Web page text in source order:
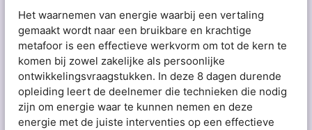
Het waarnemen van energie waarbij een vertaling
gemaakt wordt naar een bruikbare en krachtige
metafoor is een effectieve werkvorm om tot de kern te
komen bij zowel zakelijke als persoonlijke
ontwikkelingsvraagstukken. In deze 8 dagen durende
opleiding leert de deelnemer die technieken die nodig
zijn om energie waar te kunnen nemen en deze
energie met de juiste interventies op een effectieve